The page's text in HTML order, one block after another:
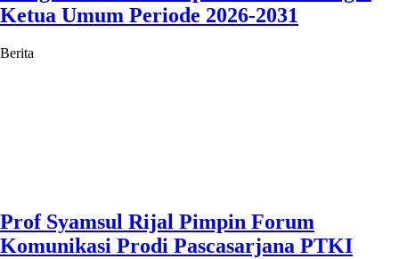
Ketua Umum Periode 2026-2031
Berita
Prof Syamsul Rijal Pimpin Forum
Komunikasi Prodi Pascasarjana PTKI